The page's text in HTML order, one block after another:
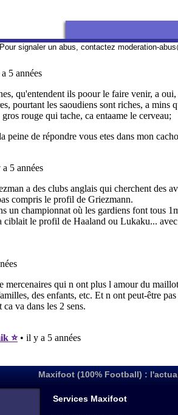
Pour signaler un abus, contactez moderation-
Maxifoot (100% Football) :
Services Maxifoot